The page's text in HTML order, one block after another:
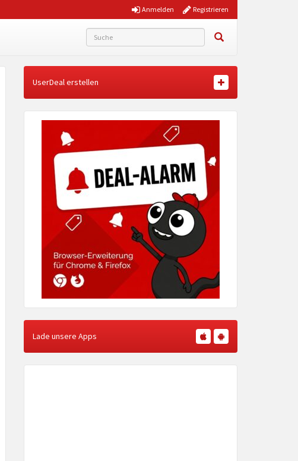
Registrieren
Anmelden
UserDeal erstellen
Lade unsere Apps